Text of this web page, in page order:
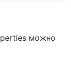
можно